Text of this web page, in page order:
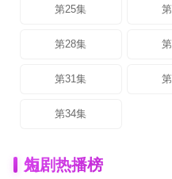
第25集
第28集
第31集
第34集
为
短剧热播榜